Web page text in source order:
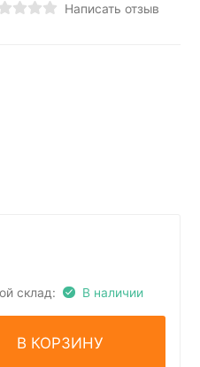
Написать отзыв
склад: В наличии
В КОРЗИНУ